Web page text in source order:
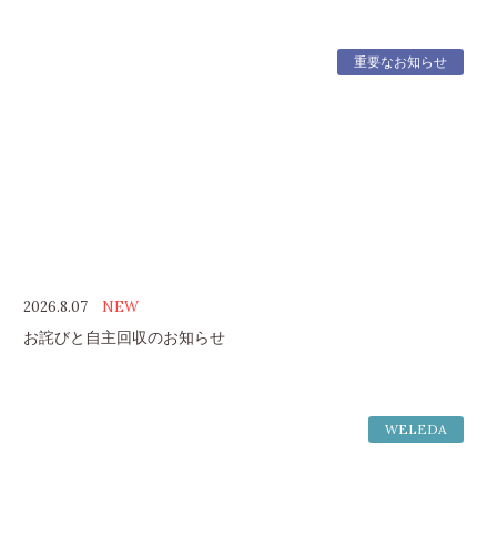
重要なお知らせ
2026.8.07 NEW
お詫びと自主回収のお知らせ
WELEDA